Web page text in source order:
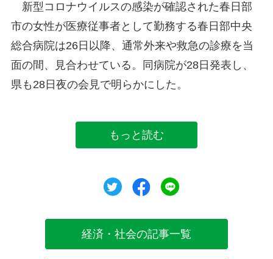
新型コロナウイルスの感染が確認された春日部
市の女性が医療従事者として勤務する春日部中央
総合病院は26日以降、通常外来や救急の診療を当
面の間、見合わせている。同病院が28日発表し、
県も28日夜の会見で明らかにした。
もっと読む
ツイートシェア
経済・社会の記事一覧